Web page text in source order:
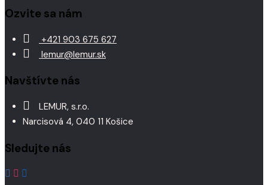
Ozvite sa nám
+421 903 675 627
lemur@lemur.sk
Navštívte nás
LEMUR, s.r.o.
Narcisová 4, 040 11 Košice
Sledujte nás